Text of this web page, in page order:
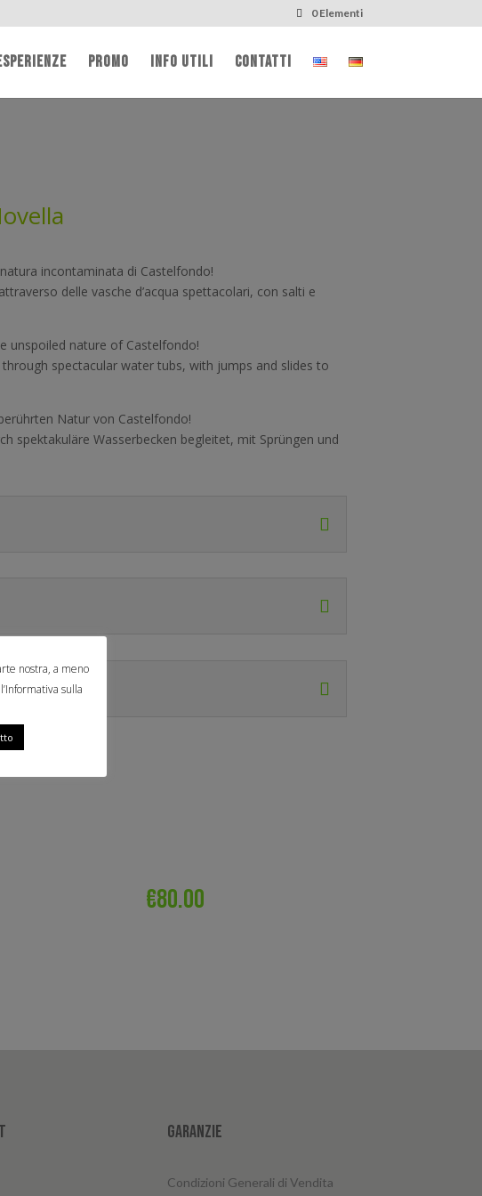
0 Elementi
PROMO INFO UTILI CONTATTI
incontaminata di Castelfondo!
delle vasche d’acqua spettacolari, con salti e
unspoiled nature of Castelfondo!
spectacular water tubs, with jumps and slides to
Natur von Castelfondo!
spektakuläre Wasserbecken begleitet, mit Sprüngen und
€80.00
Garanzie
Condizioni Generali di Vendita
nostra, a meno
sulla